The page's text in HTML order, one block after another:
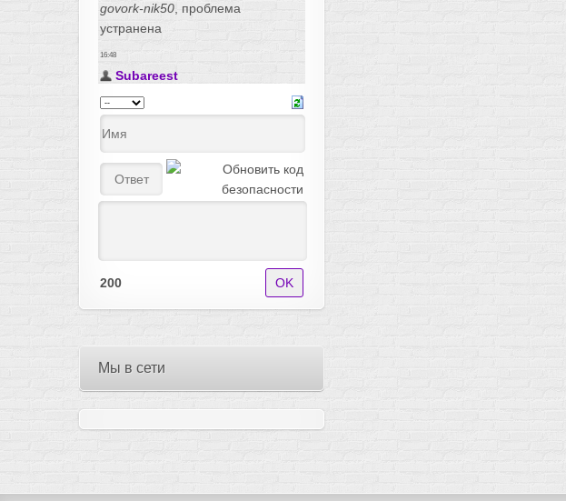
200
Мы в сети